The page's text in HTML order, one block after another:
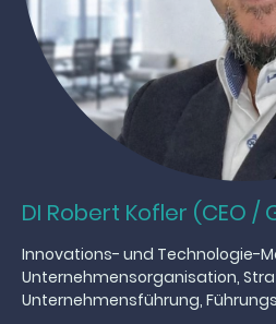
DI Robert Kofler (CEO /
Innovations- und Technologie-
Unternehmensorganisation,
Unternehmensführung,